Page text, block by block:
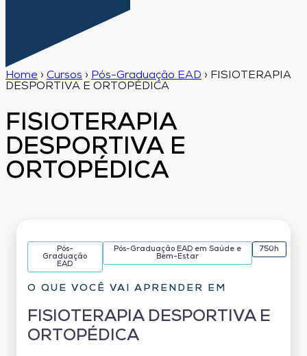
Home › Cursos › Pós-Graduação EAD › FISIOTERAPIA
DESPORTIVA E ORTOPÉDICA
FISIOTERAPIA
DESPORTIVA E
ORTOPÉDICA
Pós-
Graduação
EAD
Pós-Graduação EAD em Saúde e
Bem-Estar
750h
O QUE VOCÊ VAI APRENDER EM
FISIOTERAPIA DESPORTIVA E
ORTOPÉDICA